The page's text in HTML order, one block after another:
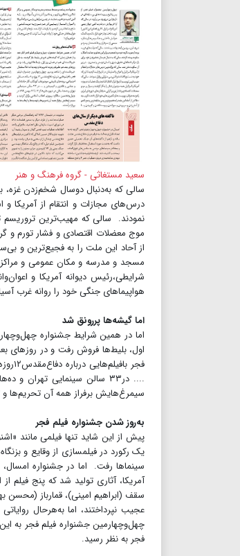
سعید مستغاثی - گروه فرهنگ و هنر
سالی که به‌دنبال دو‌سال شخم‌زدن
درس‌های مجازات و انتقام از آمریکا و
نمودند. سالی که مهیب‌ترین تروریسم
از آحاد این ملت را به فجیع‌ترین و
مسجد و مدرسه و مکان عمومی و
شرایطی،رئیس دیوانه آمریکا و
هواپیماهای جنگی خود را روانه غرب
اما گیشه‌ها پررونق شد
اما در همین شرایط جشنواره
اول، بلیط‌ها فروش رفت و در روزهای
سیمرغ‌هایش برفراز همه آن تحریم‌ها و
به‌روز شدن جشنواره فیلم فجر
آمریکا، آثاری تولید شد که پنج
عجیب نپرداختند، اما به‌هرحال
چهل‌وچهارمین جشنواره فیلم فجر به
فجر به نظر رسید.